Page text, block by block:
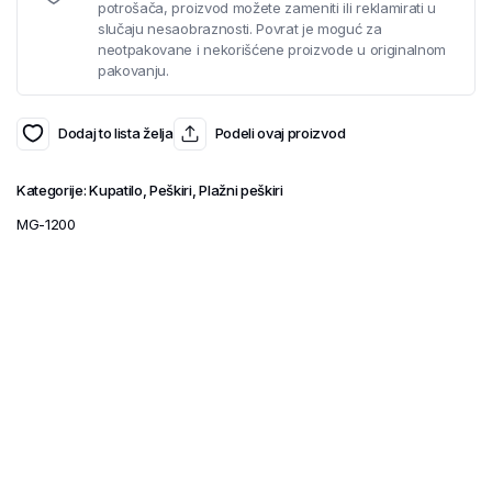
potrošača, proizvod možete zameniti ili reklamirati u
slučaju nesaobraznosti. Povrat je moguć za
neotpakovane i nekorišćene proizvode u originalnom
pakovanju.
Dodaj to lista želja Podeli ovaj proizvod
Kategorije:Kupatilo Peškiri,Plažni peškiri
MG-1200